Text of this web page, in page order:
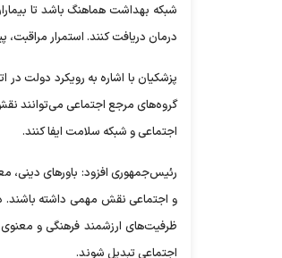
شبکه بهداشت هماهنگ باشد تا
درمان دریافت کنند. استمرار
پزشکیان با اشاره به رویکرد دولت
گروه‌های مرجع اجتماعی می‌توانند
اجتماعی و شبکه سلامت ایفا کنند.
رئیس‌جمهوری افزود: باورهای دینی،
و اجتماعی نقش مهمی داشته باشند.
ظرفیت‌های ارزشمند فرهنگی و
اجتماعی تبدیل شوند.